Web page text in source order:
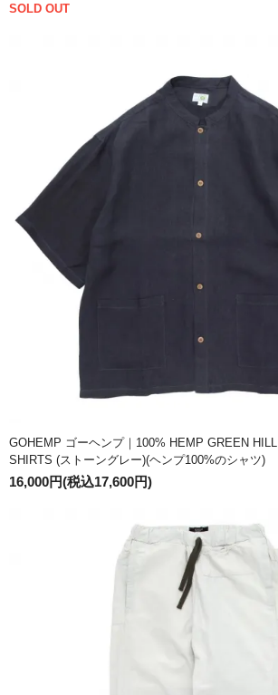
SOLD OUT
GOHEMP ゴーヘンプ｜100% HEMP GREEN
SHIRTS (ストーングレー)(ヘンプ100%のシャツ)
16,000円(税込17,600円)